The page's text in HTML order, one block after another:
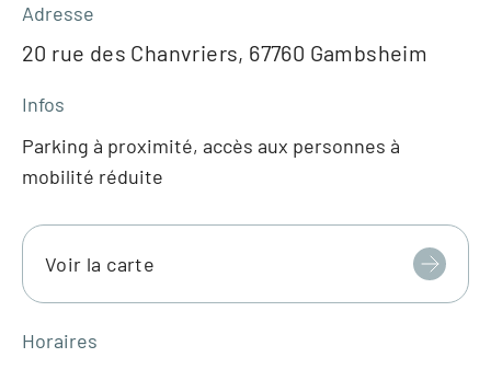
Adresse
20 rue des Chanvriers, 67760 Gambsheim
Infos
Parking à proximité, accès aux personnes à
mobilité réduite
Voir la carte
Horaires